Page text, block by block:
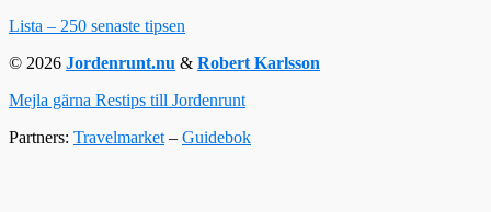
Lista – 250 senaste tipsen
© 2026 Jordenrunt.nu & Robert Karlsson
Mejla gärna Restips till Jordenrunt
Partners: Travelmarket– Guidebok